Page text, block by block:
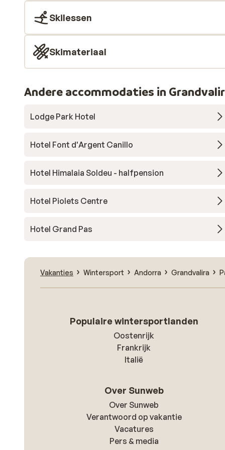
Skilessen
Skimateriaal
Andere accommodaties in
Lodge Park Hotel
Hotel Font d'Argent Canillo
Hotel Himalaia Soldeu - halfpension
Hotel Piolets Centre
Hotel Grand Pas
Vakanties Wintersport Andorra Grandvalira
Populaire wintersportlanden
Oostenrijk
Frankrijk
Italië
Over Sunweb
Over Sunweb
Verantwoord op vakantie
Vacatures
Pers & media